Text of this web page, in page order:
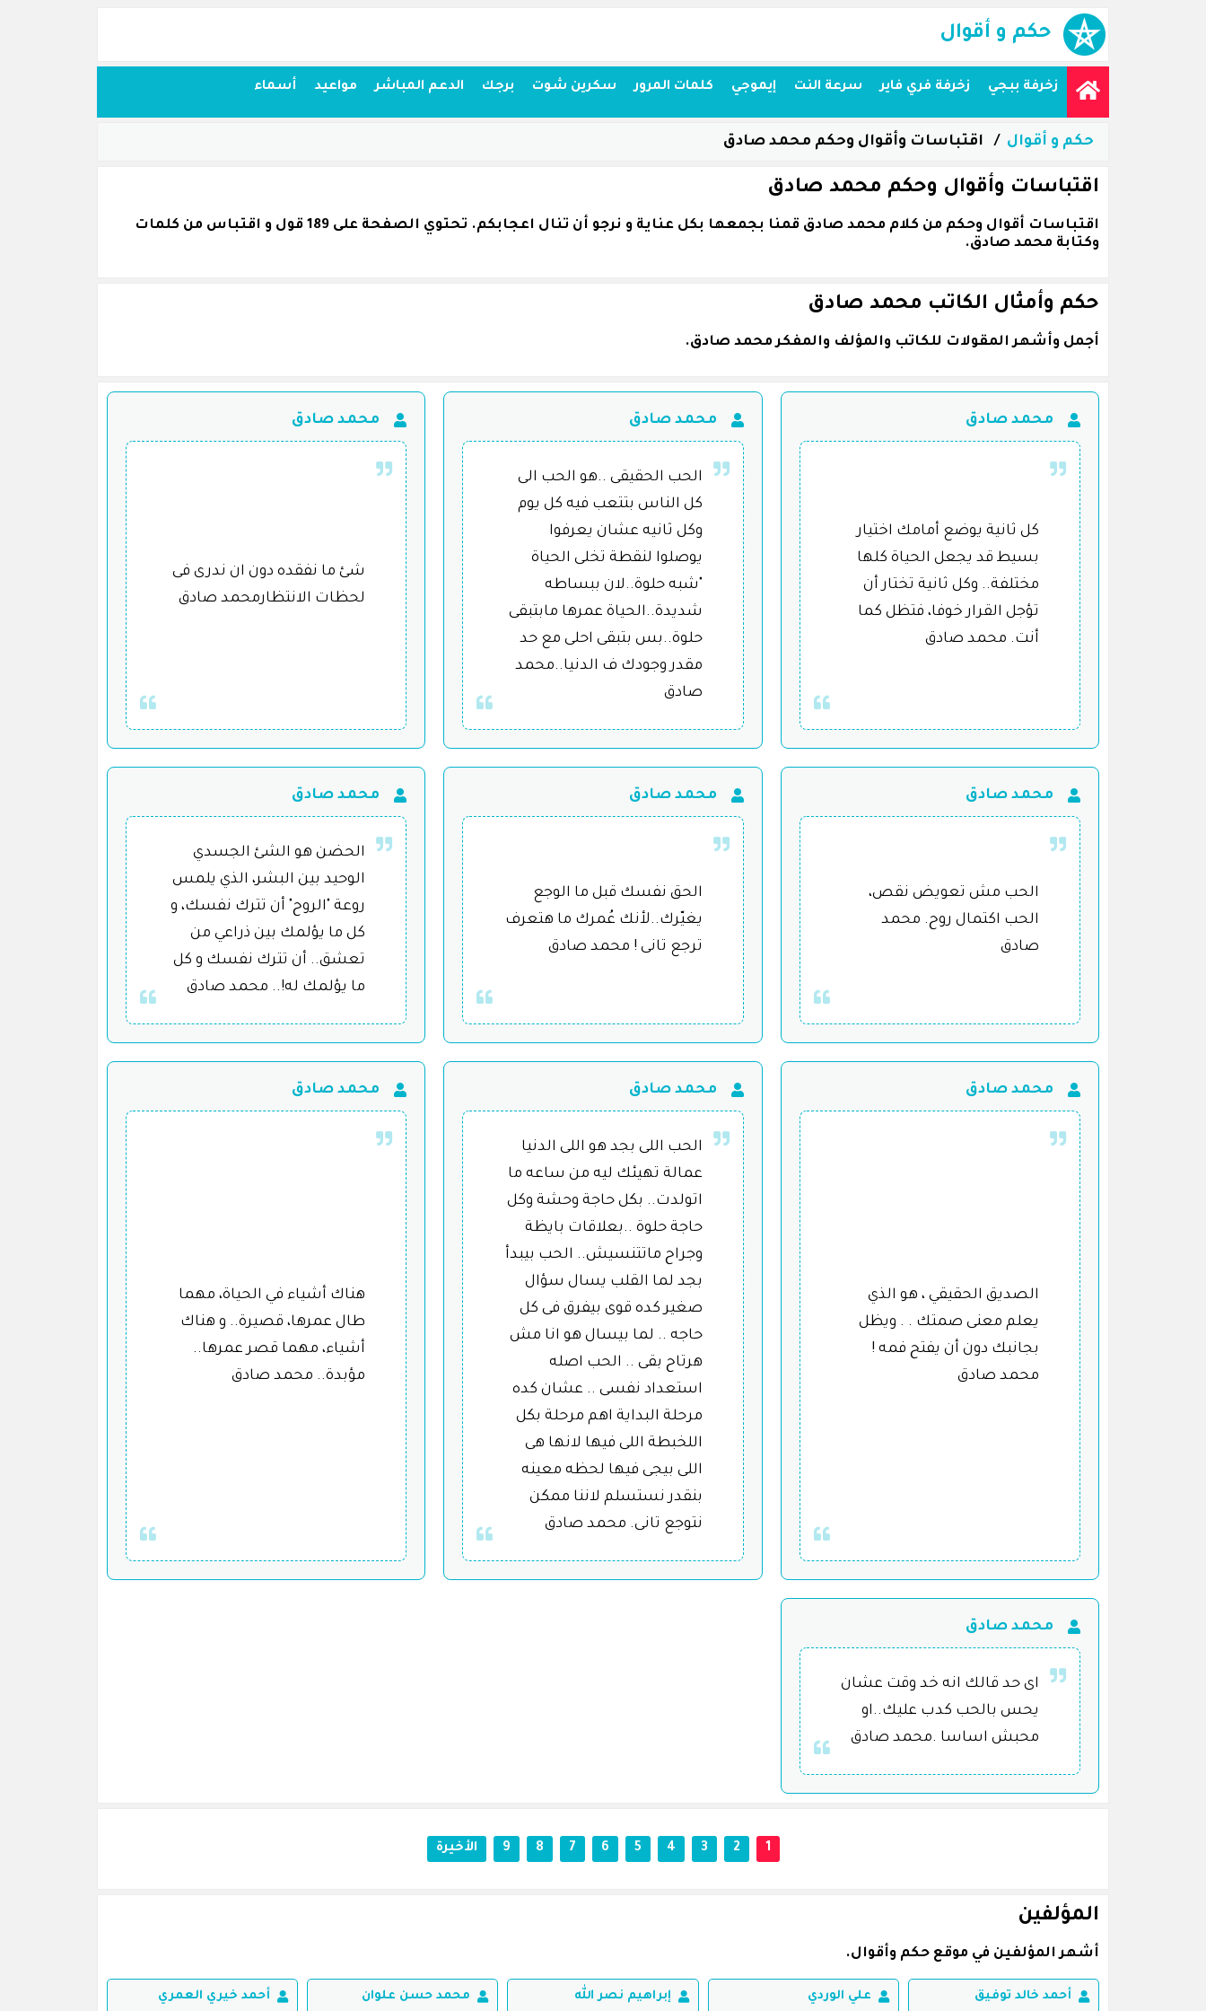
حكم و أقوال
زخرفة ببجي زخرفة فري فاير سرعة النت إيموجي كلمات المرور سكرين شوت برجك الدعم المباشر مواعيد أسماء
حكم و أقوال اقتباسات وأقوال وحكم محمد صادق
اقتباسات وأقوال وحكم محمد صادق
اقتباسات أقوال وحكم من كلام محمد صادق قمنا بجمعها بكل عناية و نرجو أن تنال اعجابكم. تحتوي الصفحة على 189 قول و اقتباس من كلمات
وكتابة محمد صادق.
حكم وأمثال الكاتب محمد صادق
أجمل وأشهر المقولات للكاتب والمؤلف والمفكر محمد صادق.
محمد صادق
كل ثانية يوضع أمامك اختيار
بسيط قد يجعل الحياة كلها
مختلفة.. وكل ثانية تختار أن
تؤجل القرار خوفا، فتظل كما
أنت. محمد صادق
محمد صادق
الحب الحقيقى ..هو الحب الى
كل الناس بتتعب فيه كل يوم
وكل ثانيه عشان يعرفوا
يوصلوا لنقطة تخلى الحياة
"شبه حلوة..لان ببساطه
شديدة..الحياة عمرها مابتبقى
حلوة..بس بتبقى احلى مع حد
مقدر وجودك ف الدنيا..محمد
صادق
محمد صادق
شئ ما نفقده دون ان ندرى فى
لحظات الانتظارمحمد صادق
محمد صادق
الحب مش تعويض نقص،
الحب اكتمال روح. محمد
صادق
محمد صادق
الحق نفسك قبل ما الوجع
يغيّرك..لأنك عُمرك ما هتعرف
ترجع تانى ! محمد صادق
محمد صادق
الحضن هو الشئ الجسدي
الوحيد بين البشر، الذي يلمس
روعة "الروح" أن تترك نفسك، و
كل ما يؤلمك بين ذراعي من
تعشق.. أن تترك نفسك و كل
ما يؤلمك له!.. محمد صادق
محمد صادق
الصديق الحقيقي ، هو الذي
يعلم معنى صمتك . . ويظل
بجانبك دون أن يفتح فمه !
محمد صادق
محمد صادق
الحب اللى بجد هو اللى الدنيا
عمالة تهيئك ليه من ساعه ما
اتولدت.. بكل حاجة وحشة وكل
حاجة حلوة ..بعلاقات بايظة
وجراح ماتتنسيش.. الحب بيبدأ
بجد لما القلب يسال سؤال
صغير كده قوى بيفرق فى كل
حاجه .. لما بيسال هو انا مش
هرتاح بقى .. الحب اصله
استعداد نفسى .. عشان كده
مرحلة البداية اهم مرحلة بكل
اللخبطة اللى فيها ﻻنها هى
اللى بيجى فيها لحظه معينه
بنقدر نستسلم ﻻننا ممكن
نتوجع تانى. محمد صادق
محمد صادق
هناك أشياء في الحياة، مهما
طال عمرها، قصيرة.. و هناك
أشياء، مهما قصر عمرها..
مؤبدة.. محمد صادق
محمد صادق
اى حد قالك انه خد وقت عشان
يحس بالحب كدب عليك..او
محبش اساسا .محمد صادق
1
2
3
4
5
6
7
8
9 الأخيرة
المؤلفين
أشهر المؤلفين في موقع حكم وأقوال.
أحمد خالد توفيق علي الوردي إبراهيم نصر الله محمد حسن علوان أحمد خيري العمري